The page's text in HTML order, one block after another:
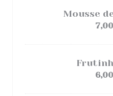
Mousse